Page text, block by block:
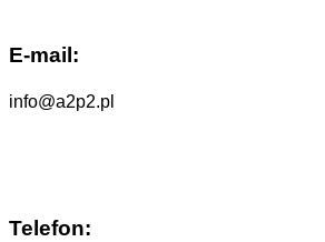
E-mail:
info@a2p2.pl
Telefon: